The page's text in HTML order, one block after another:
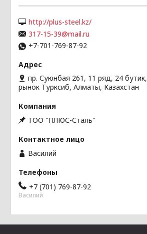
http://plus-steel.kz/
317-15-39@mail.ru
+7-701-769-87-92
пр. Суюнбая 261, 11 ряд, 24 бутик,
рынок Турксиб, Алматы, Казахстан
ТОО "ПЛЮС-Сталь"
Василий
+7 (701) 769-87-92
Василий